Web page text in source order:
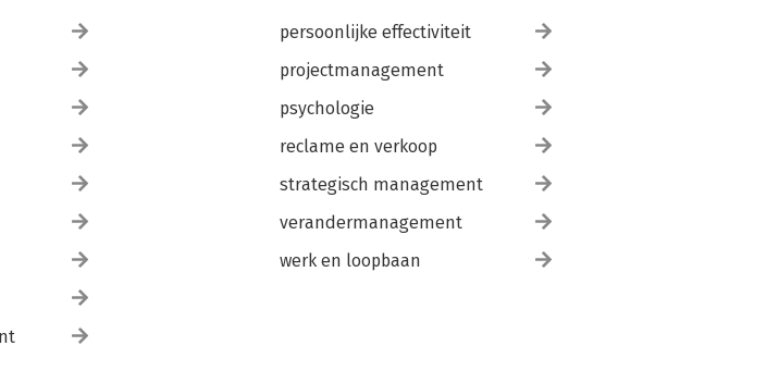
persoonlijke effectiviteit
projectmanagement
psychologie
reclame en verkoop
strategisch management
verandermanagement
werk en loopbaan